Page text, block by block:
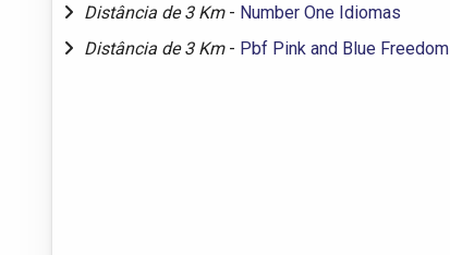
Distância de 3 Km - Number One Idiomas
Distância de 3 Km - Pbf Pink and Blue Freedom